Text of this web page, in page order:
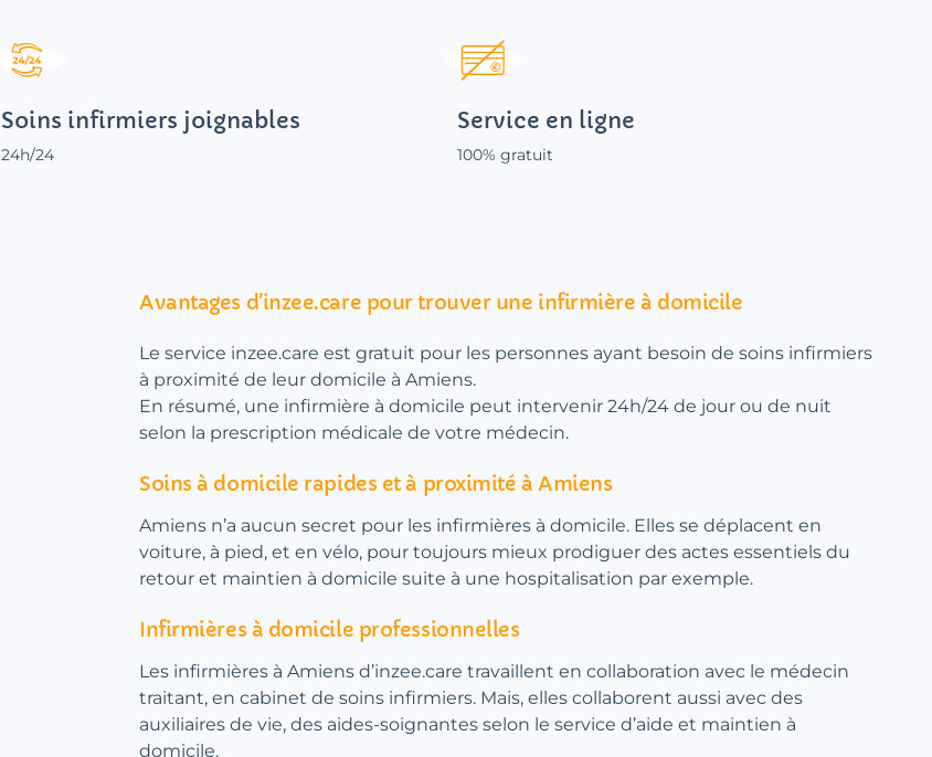
Soins infirmiers joignables
24h/24
Service en ligne
100% gratuit
Avantages d’inzee.care pour trouver une infirmière à domicile
Le service inzee.care est gratuit pour les personnes ayant besoin de soins infirmiers
à proximité de leur domicile à Amiens.
En résumé, une infirmière à domicile peut intervenir 24h/24 de jour ou de nuit
selon la prescription médicale de votre médecin.
Soins à domicile rapides et à proximité à Amiens
Amiens n’a aucun secret pour les infirmières à domicile. Elles se déplacent en
voiture, à pied, et en vélo, pour toujours mieux prodiguer des actes essentiels du
retour et maintien à domicile suite à une hospitalisation par exemple.
Infirmières à domicile professionnelles
Les infirmières à Amiens d’inzee.care travaillent en collaboration avec le médecin
traitant, en cabinet de soins infirmiers. Mais, elles collaborent aussi avec des
auxiliaires de vie, des aides-soignantes selon le service d’aide et maintien à
domicile.